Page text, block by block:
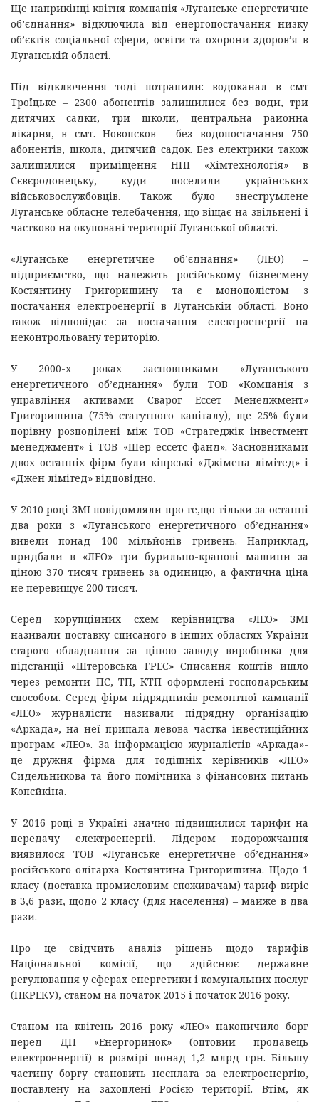
Ще наприкінці квітня компанія «Луганське енергетичне
об’єднання» відключила від енергопостачання низку
об’єктів соціальної сфери, освіти та охорони здоров’я в
Луганській області.
Під відключення тоді потрапили: водоканал в смт
Троїцьке – 2300 абонентів залишилися без води, три
дитячих садки, три школи, центральна районна
лікарня, в смт. Новопсков – без водопостачання 750
абонентів, школа, дитячий садок. Без електрики також
залишилися приміщення НПІ «Хімтехнологія» в
Сєвєродонецьку, куди поселили українських
військовослужбовців. Також було знеструмлене
Луганське обласне телебачення, що віщає на звільнені і
частково на окуповані території Луганської області.
«Луганське енергетичне об’єднання» (ЛЕО) –
підприємство, що належить російському бізнесмену
Костянтину Григоришину та є монополістом з
постачання електроенергії в Луганській області. Воно
також відповідає за постачання електроенергії на
неконтрольовану територію.
У 2000-х роках засновниками «Луганського
енергетичного об’єднання» були ТОВ «Компанія з
управління активами Сварог Ессет Менеджмент»
Григоришина (75% статутного капіталу), ще 25% були
порівну розподілені між ТОВ «Стратеджік інвестмент
менеджмент» і ТОВ «Шер ессетс фанд». Засновниками
двох останніх фірм були кіпрські «Джімена лімітед» і
«Джен лімітед» відповідно.
У 2010 році ЗМІ повідомляли про те,що тільки за останні
два роки з «Луганського енергетичного об’єднання»
вивели понад 100 мільйонів гривень. Наприклад,
придбали в «ЛЕО» три бурильно-кранові машини за
ціною 370 тисяч гривень за одиницю, а фактична ціна
не перевищує 200 тисяч.
Серед корупційних схем керівництва «ЛЕО» ЗМІ
називали поставку списаного в інших областях України
старого обладнання за ціною заводу виробника для
підстанції «Штеровська ГРЕС» Списання коштів йшло
через ремонти ПС, ТП, КТП оформлені господарським
способом. Серед фірм підрядників ремонтної кампанії
«ЛЕО» журналісти називали підрядну організацію
«Аркада», на неї припала левова частка інвестиційних
програм «ЛЕО». За інформацією журналістів «Аркада»-
це дружня фірма для тодішніх керівників «ЛЕО»
Сидельникова та його помічника з фінансових питань
Копєйкіна.
У 2016 році в Україні значно підвищилися тарифи на
передачу електроенергії. Лідером подорожчання
виявилося ТОВ «Луганське енергетичне об’єднання»
російського олігарха Костянтина Григоришина. Щодо 1
класу (доставка промисловим споживачам) тариф виріс
в 3,6 рази, щодо 2 класу (для населення) – майже в два
рази.
Про це свідчить аналіз рішень щодо тарифів
Національної комісії, що здійснює державне
регулювання у сферах енергетики і комунальних послуг
(НКРЕКУ), станом на початок 2015 і початок 2016 року.
Станом на квітень 2016 року «ЛЕО» накопичило борг
перед ДП «Енергоринок» (оптовий продавець
електроенергії) в розмірі понад 1,2 млрд грн. Більшу
частину боргу становить несплата за електроенергію,
поставлену на захоплені Росією території. Втім, як